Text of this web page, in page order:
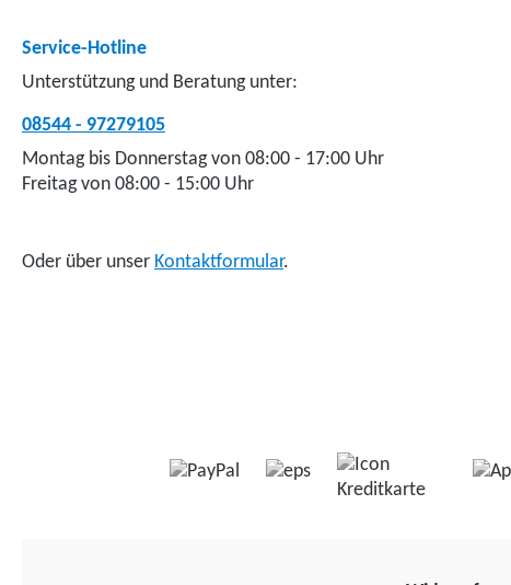
Service-Hotline
Unterstützung und Beratung unter:
08544 - 97279105
Montag bis Donnerstag von 08:00 - 17:00 Uhr
Freitag von 08:00 - 15:00 Uhr
Oder über unser Kontaktformular.